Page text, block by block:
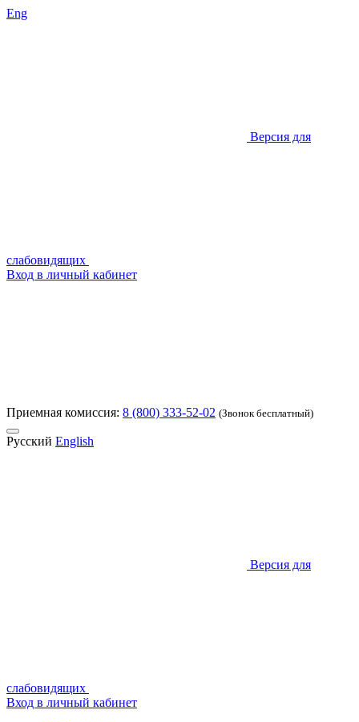
Eng
Версия для
слабовидящих
Вход в личный кабинет
Приемная комиссия: 8 (800) 333-52-02 (Звонок бесплатный)
Русский English
Версия для
слабовидящих
Вход в личный кабинет